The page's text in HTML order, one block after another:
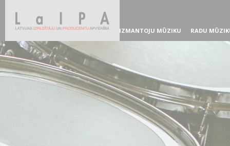
IZMANTOJU MŪZIKU RADU